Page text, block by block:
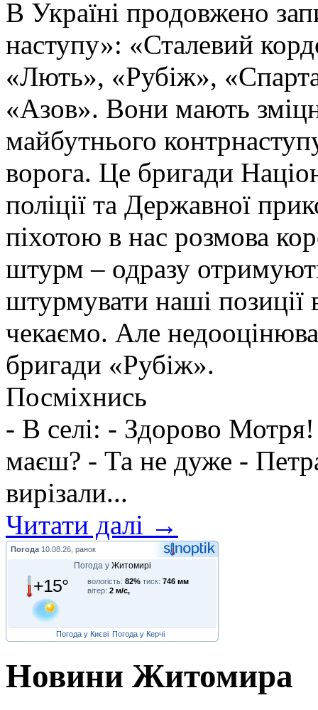
В Україні продовжено
наступу»: «Сталевий
«Лють», «Рубіж»,
«Азов». Вони мають
майбутнього
ворога. Це бригади
поліції та Державної
піхотою в нас розмова
штурм – одразу
штурмувати наші позиції
чекаємо. Але
бригади «Рубіж».
Посміхнись
- В селі: - Здорово
маєш? - Та не дуже -
вирізали...
Читати далі →
Погода 10.08.26, ранок
Погода у Житомирі
+15° вологість: 82% тиск: 746 мм
вітер: 2 м/с,
Погода у Києві Погода у Керчі
Новини Житомира